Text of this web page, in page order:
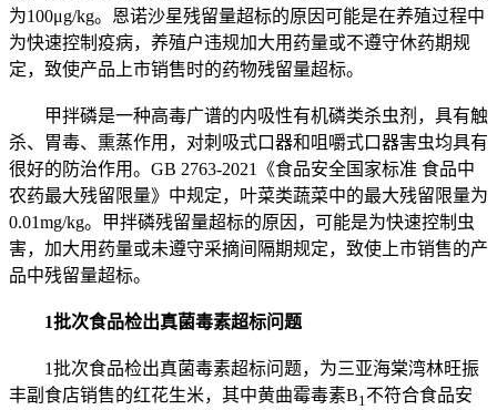
为100μg/kg。恩诺沙星残留量超标的原因可能是在养殖过程中
为快速控制疫病，养殖户违规加大用药量或不遵守休药期规
定，致使产品上市销售时的药物残留量超标。
甲拌磷是一种高毒广谱的内吸性有机磷类杀虫剂，具有触
杀、胃毒、熏蒸作用，对刺吸式口器和咀嚼式口器害虫均具有
很好的防治作用。GB 2763-2021《食品安全国家标准 食品中
农药最大残留限量》中规定，叶菜类蔬菜中的最大残留限量为
0.01mg/kg。甲拌磷残留量超标的原因，可能是为快速控制虫
害，加大用药量或未遵守采摘间隔期规定，致使上市销售的产
品中残留量超标。
1批次食品检出真菌毒素超标问题
1批次食品检出真菌毒素超标问题，为三亚海棠湾林旺振
丰副食店销售的红花生米，其中黄曲霉毒素B1不符合食品安